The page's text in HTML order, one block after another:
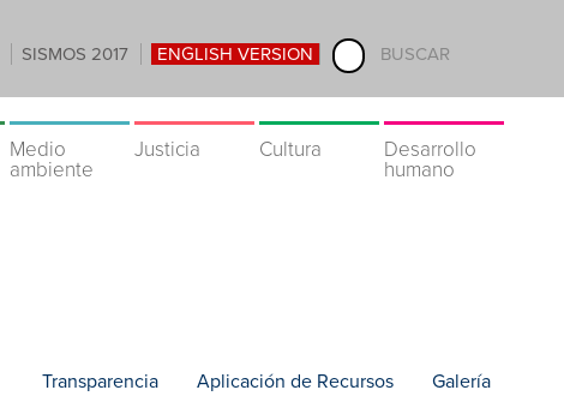
BUSCAR
SISMOS 2017 ENGLISH VERSION
Medio
ambiente
Justicia Cultura
Desarrollo
humano
Transparencia Aplicación de Recursos Galería